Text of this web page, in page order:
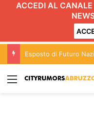
ACCEDI AL CANALE
Menu